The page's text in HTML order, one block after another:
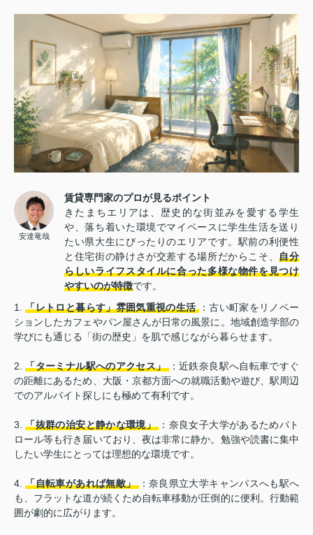
安達竜哉
賃貸専門家のプロが見るポイント
きたまちエリアは、歴史的な街並みを愛する学生
や、落ち着いた環境でマイペースに学生生活を送り
たい県大生にぴったりのエリアです。駅前の利便性
と住宅街の静けさが交差する場所だからこそ、自分
らしいライフスタイルに合った多様な物件を見つけ
やすいのが特徴です。
1.「レトロと暮らす」雰囲気重視の生活：古い町家をリノベー
ションしたカフェやパン屋さんが日常の風景に。地域創造学部の
学びにも通じる「街の歴史」を肌で感じながら暮らせます。
2.「ターミナル駅へのアクセス」：近鉄奈良駅へ自転車ですぐ
の距離にあるため、大阪・京都方面への就職活動や遊び、駅周辺
でのアルバイト探しにも極めて有利です。
3.「抜群の治安と静かな環境」 ：奈良女子大学があるためパト
ロール等も行き届いており、夜は非常に静か。勉強や読書に集中
したい学生にとっては理想的な環境です。
4.「自転車があれば無敵」：奈良県立大学キャンパスへも駅へ
も、フラットな道が続くため自転車移動が圧倒的に便利。行動範
囲が劇的に広がります。